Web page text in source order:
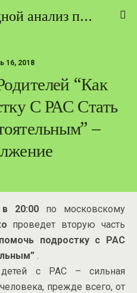
ABA (прикладной анализ поведения) - ТЕОРИЯ И ПРАКТИКА
16, 2018
“Как
С РАС Стать
–
20:00 по московскому
проведет вторую часть
подростку с РАС
.
детей с РАС – сильная
прежде всего, от